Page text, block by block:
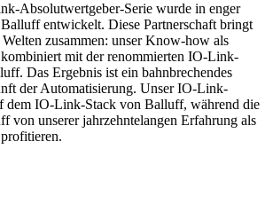
Absolutwertgeber-Serie wurde in enger
entwickelt. Diese Partnerschaft bringt
Welten zusammen: unser Know-how als
mit der renommierten IO-Link-
Das Ergebnis ist ein bahnbrechendes
der Automatisierung. Unser IO-Link-
dem IO-Link-Stack von Balluff, während die
von unserer jahrzehntelangen Erfahrung als